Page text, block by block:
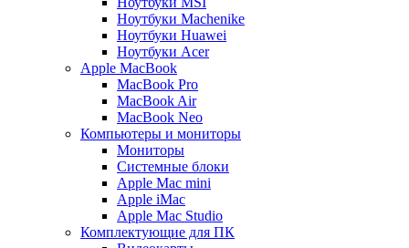
Ноутбуки Machenike
Ноутбуки Huawei
Ноутбуки Acer
Apple MacBook
MacBook Pro
MacBook Air
MacBook Neo
Компьютеры и мониторы
Мониторы
Системные блоки
Apple Mac mini
Apple iMac
Apple Mac Studio
Комплектующие для ПК